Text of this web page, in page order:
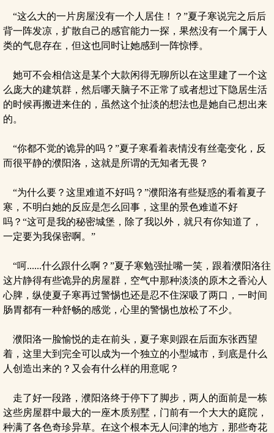
“这么大的一片房屋没有一个人居住！？”夏子寒说完之后后
背一阵发凉，扩散自己的感官能力一探，果然没有一个属于人
类的气息存在，但这也同时让她感到一阵惊悸。
她可不会相信这是某个大款闲得无聊所以在这里建了一个这
么庞大的建筑群，然后哪天脑子不正常了或者想过下隐居生活
的时候再搬进来住的，虽然这个扯淡的想法也是她自己想出来
的。
“你都不觉的诡异的吗？”夏子寒看着表情没有丝毫变化，反
而很平静的濮阳洛，这就是所谓的无知者无畏？
“为什么要？这里难道不好吗？”濮阳洛有些疑惑的看着夏子
寒，不明白她的反应是怎么回事，这里的景色难道不好
吗？“这可是我的秘密城堡，除了我以外，就只有你知道了，
一定要为我保密啊。”
“呵......什么跟什么啊？”夏子寒勉强扯嘴一笑，跟着濮阳洛往
这片静得有些诡异的房屋群，空气中那种淡淡的原木之香沁人
心脾，纵使夏子寒再过警惕也还是忍不住深吸了两口，一时间
肠胃都有一种舒畅的感觉，心里的警惕也放松了不少。
濮阳洛一脸愉悦的走在前头，夏子寒则跟在后面东张西望
着，这里大到完全可以成为一个独立的小型城市，到底是什么
人创造出来的？又会有什么样的用意呢？
走了好一段路，濮阳洛终于停下了脚步，两人的面前是一栋
这些房屋群中最大的一座木质别墅，门前有一个大大的庭院，
种满了各色奇珍异草。在这个根本无人问津的地方，那些奇花